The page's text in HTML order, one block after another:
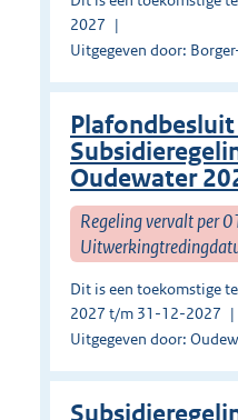
2027
Uitgegeven door:
Oudewater
Regeling vervalt per
Dit is een toekomstige
2027 t/m 31-12-2027
Uitgegeven door: